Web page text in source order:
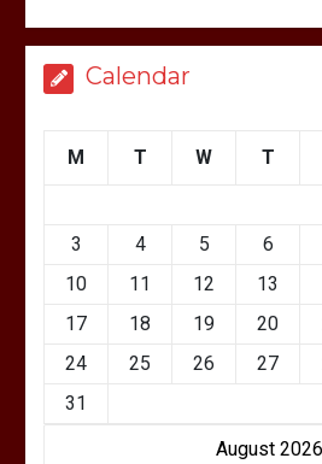
Calendar
August 2026
M T W T
3
4 5 6
10
11 12 13
17
18 19 20
24
25 26 27
31